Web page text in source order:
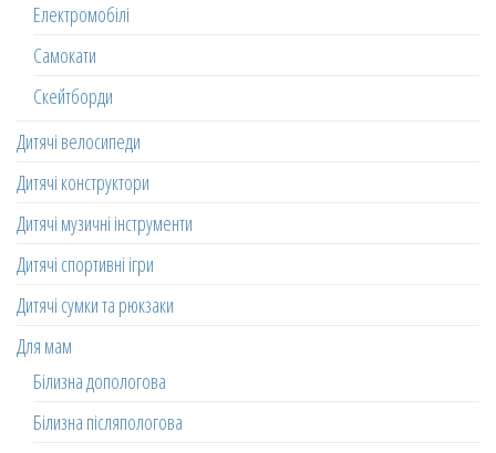
Електромобілі
Самокати
Скейтборди
Дитячі велосипеди
Дитячі конструктори
Дитячі музичні інструменти
Дитячі спортивні ігри
Дитячі сумки та рюкзаки
Для мам
Білизна допологова
Білизна післяпологова